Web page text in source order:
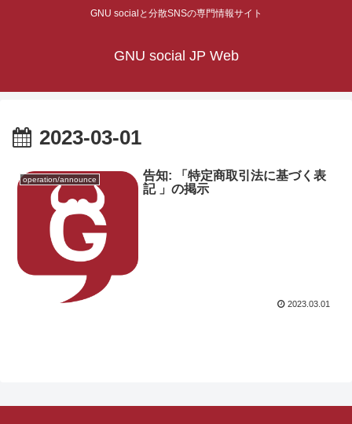
GNU socialと分散SNSの専門情報サイト
GNU social JP Web
2023-03-01
operation/announce
告知: 「特定商取引法に基づく表
記 」の掲示
2023.03.01